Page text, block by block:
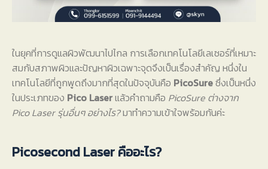
ในยุคที่การดูแลผิวพัฒนาไปไกล การเลือกเทคโนโลยีเลเซอร์ที่เหมาะ
สมกับสภาพผิวและปัญหาผิวเฉพาะจุดจึงเป็นเรื่องสำคัญ หนึ่งใน
เทคโนโลยีที่ถูกพูดถึงมากที่สุดในปัจจุบันคือ PicoSureซึ่งเป็นหนึ่ง
ในประเภทของ Pico Laserแล้วคำถามคือ PicoSure ต่างจาก
Pico Laser รุ่นอื่นๆ อย่างไร?มาทำความเข้าใจพร้อมกันค่ะ
Picosecond Laser คืออะไร?